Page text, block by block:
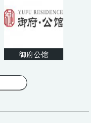
御府公馆